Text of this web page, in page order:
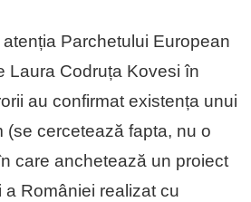
Parchetului European
Laura Codruța Kovesi în
au confirmat existența unui
(se cercetează fapta, nu o
care anchetează un proiect
a României realizat cu